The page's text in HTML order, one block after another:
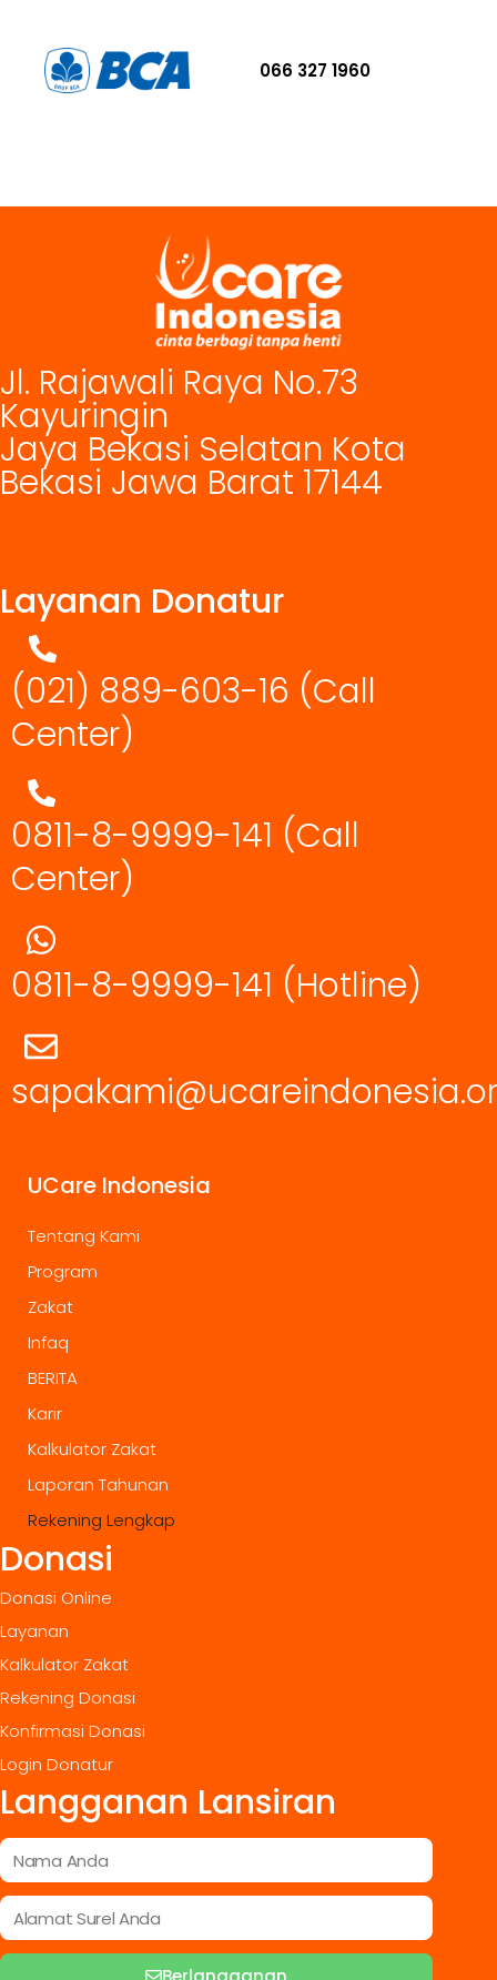
066 327 1960
Jl. Rajawali Raya No.73
Kayuringin
Jaya Bekasi Selatan Kota
Bekasi Jawa Barat 17144
Layanan Donatur
(021) 889-603-16 (Call
Center)
0811-8-9999-141 (Call
Center)
0811-8-9999-141 (Hotline)
UCare Indonesia
Tentang Kami
Program
Zakat
Infaq
BERITA
Karir
Kalkulator Zakat
Laporan Tahunan
Rekening Lengkap
Donasi
Donasi Online
Layanan
Kalkulator Zakat
Rekening Donasi
Konfirmasi Donasi
Login Donatur
Langganan Lansiran